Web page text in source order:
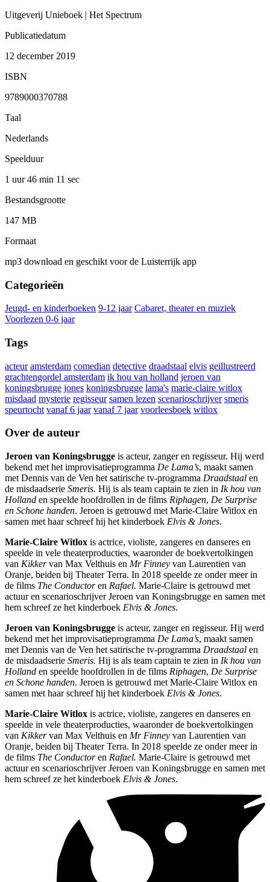
Uitgeverij Unieboek | Het Spectrum
Publicatiedatum
12 december 2019
ISBN
9789000370788
Taal
Nederlands
Speelduur
1 uur 46 min 11 sec
Bestandsgrootte
147 MB
Formaat
mp3 download en geschikt voor de Luisterrijk app
Categorieën
Jeugd- en kinderboeken 9-12 jaar Cabaret, theater en muziek
Voorlezen 0-6 jaar
Tags
acteur amsterdam comedian detective draadstaal elvis geillustreerd
grachtengordel amsterdam ik hou van holland jeroen van
koningsbrugge jones koningsbrugge lama's marie-claire witlox
misdaad mysterie regisseur samen lezen scenarioschrijver smeris
speurtocht vanaf 6 jaar vanaf 7 jaar voorleesboek witlox
Over de auteur
Jeroen van Koningsbrugge is acteur, zanger en regisseur. Hij werd
bekend met het improvisatieprogramma De Lama’s, maakt samen
met Dennis van de Ven het satirische tv-programma Draadstaal en
de misdaadserie Smeris. Hij is als team captain te zien in Ik hou van
Holland en speelde hoofdrollen in de films Riphagen, De Surprise
en Schone handen. Jeroen is getrouwd met Marie-Claire Witlox en
samen met haar schreef hij het kinderboek Elvis & Jones.
Marie-Claire Witlox is actrice, violiste, zangeres en danseres en
speelde in vele theaterproducties, waaronder de boekvertolkingen
van Kikkervan Max Velthuis en Mr Finney van Laurentien van
Oranje, beiden bij Theater Terra. In 2018 speelde ze onder meer in
de films The Conductoren Rafael. Marie-Claire is getrouwd met
actuur en scenarioschrijver Jeroen van Koningsbrugge en samen met
hem schreef ze het kinderboek Elvis & Jones.
Jeroen van Koningsbrugge is acteur, zanger en regisseur. Hij werd
bekend met het improvisatieprogramma De Lama’s, maakt samen
met Dennis van de Ven het satirische tv-programma Draadstaal en
de misdaadserie Smeris. Hij is als team captain te zien in Ik hou van
Holland en speelde hoofdrollen in de films Riphagen, De Surprise
en Schone handen. Jeroen is getrouwd met Marie-Claire Witlox en
samen met haar schreef hij het kinderboek Elvis & Jones.
Marie-Claire Witlox is actrice, violiste, zangeres en danseres en
speelde in vele theaterproducties, waaronder de boekvertolkingen
van Kikkervan Max Velthuis en Mr Finney van Laurentien van
Oranje, beiden bij Theater Terra. In 2018 speelde ze onder meer in
de films The Conductoren Rafael. Marie-Claire is getrouwd met
actuur en scenarioschrijver Jeroen van Koningsbrugge en samen met
hem schreef ze het kinderboek Elvis & Jones.